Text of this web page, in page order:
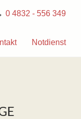
0 4832 - 556 349
Notdienst